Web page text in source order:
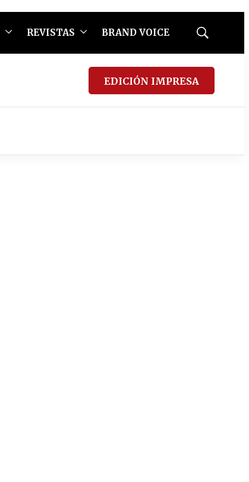
REVISTAS BRAND VOICE
Mostrar
EDICIÓN IMPRESA